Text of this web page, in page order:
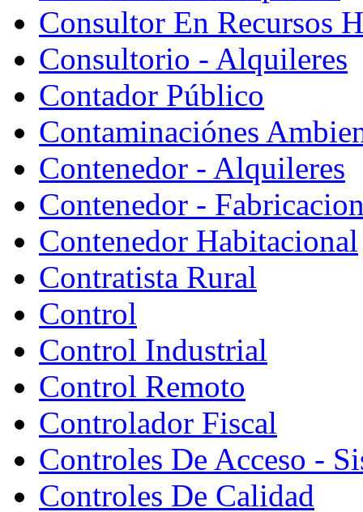
Consultor En Recursos
Consultorio - Alquileres
Contador Público
Contaminaciónes
Contenedor - Alquileres
Contenedor -
Contenedor Habitacional
Contratista Rural
Control
Control Industrial
Control Remoto
Controlador Fiscal
Controles De Acceso -
Controles De Calidad